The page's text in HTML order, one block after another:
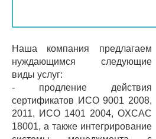
Наша компания предлагаем
нуждающимся следующие
виды услуг:
- продление действия
сертификатов ИCO 9001 2008,
2011, ИCO 1401 2004, OXCAC
18001, а также интегрирование